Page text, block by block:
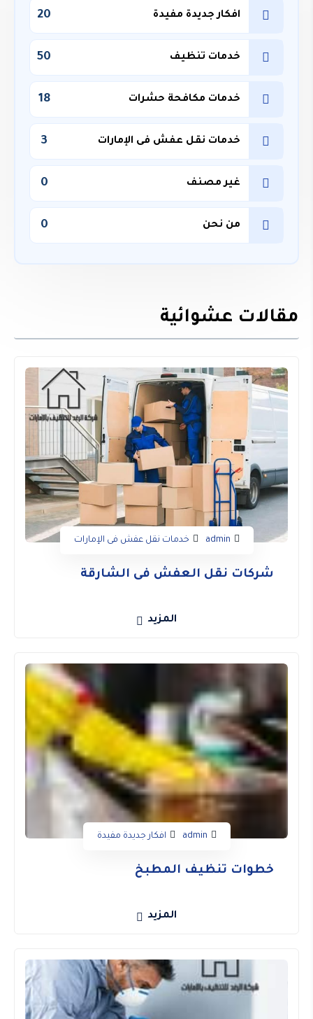
افكار جديدة مفيدة 20
خدمات تنظيف 50
خدمات مكافحة حشرات 18
خدمات نقل عفش فى الإمارات 3
غير مصنف 0
من نحن 0
مقالات عشوائية
admin خدمات نقل عفش فى الإمارات
شركات نقل العفش فى الشارقة
المزيد
admin افكار جديدة مفيدة
خطوات تنظيف المطبخ
المزيد